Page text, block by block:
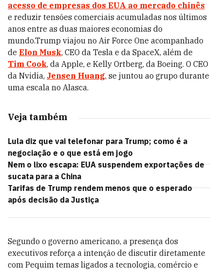
acesso de empresas dos EUA ao mercado chinês
e reduzir tensões comerciais acumuladas nos últimos
anos entre as duas maiores economias do
mundo.Trump viajou no Air Force One acompanhado
de Elon Musk, CEO da Tesla e da SpaceX, além de
Tim Cook, da Apple, e Kelly Ortberg, da Boeing. O CEO
da Nvidia, Jensen Huang, se juntou ao grupo durante
uma escala no Alasca.
Veja também
Lula diz que vai telefonar para Trump; como é a
negociação e o que está em jogo
Nem o lixo escapa: EUA suspendem exportações de
sucata para a China
Tarifas de Trump rendem menos que o esperado
após decisão da Justiça
Segundo o governo americano, a presença dos
executivos reforça a intenção de discutir diretamente
com Pequim temas ligados a tecnologia, comércio e